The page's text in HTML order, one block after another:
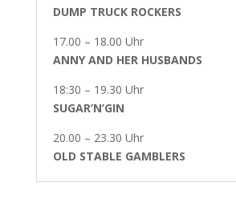
DUMP TRUCK ROCKERS
17.00 – 18.00 Uhr
ANNY AND HER HUSBANDS
18:30 – 19.30 Uhr
SUGAR’N’GIN
20.00 – 23.30 Uhr
OLD STABLE GAMBLERS